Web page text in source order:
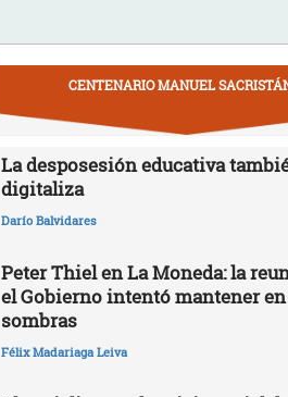
CENTENARIO MANUEL
La desposesión educativa
digitaliza
Darío Balvidares
Peter Thiel en La Moneda: la
el Gobierno intentó mantener
sombras
Félix Madariaga Leiva